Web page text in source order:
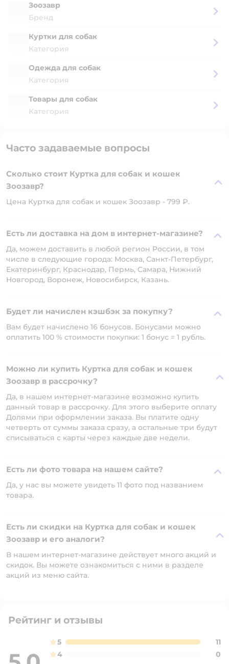
Зоозавр
Бренд
Куртки для собак
Категория
Одежда для собак
Категория
Товары для собак
Категория
Часто задаваемые вопросы
Сколько стоит Куртка для собак и кошек
Зоозавр?
Цена Куртка для собак и кошек Зоозавр - 799 ₽.
Есть ли доставка на дом в интернет-магазине?
Да, можем доставить в любой регион России, в том
числе в следующие города: Москва, Санкт-Петербург,
Екатеринбург, Краснодар, Пермь, Самара, Нижний
Новгород, Воронеж, Новосибирск, Казань.
Будет ли начислен кэшбэк за покупку?
Вам будет начислено 16 бонусов. Бонусами можно
оплатить 100 % стоимости покупки: 1 бонус = 1 рубль.
Можно ли купить Куртка для собак и кошек
Зоозавр в рассрочку?
Да, в нашем интернет-магазине возможно купить
данный товар в рассрочку. Для этого выберите оплату
Долями при оформлении заказа. Вы платите одну
четверть от суммы заказа сразу, а остальные три будут
списываться с карты через каждые две недели.
Есть ли фото товара на нашем сайте?
Да, у нас вы можете увидеть 11 фото под названием
товара.
Есть ли скидки на Куртка для собак и кошек
Зоозавр и его аналоги?
В нашем интернет-магазине действует много акций и
скидок. Вы можете ознакомиться с ними в разделе
акций из меню сайта.
Рейтинг и отзывы
5
11
4
0